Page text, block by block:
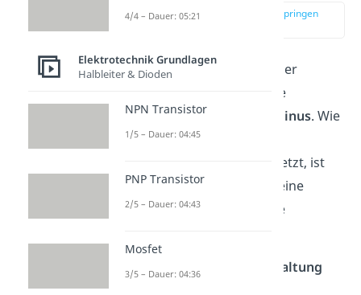
zur Stelle im Video springen
In der Elektrotechnik hat der
Stromfluss immer dieselbe
Richtung: von
Plus nach Minus. Wie
sich die Stromstärke eines
Stromkreises zusammensetzt, ist
aber davon abhängig, ob eine
Reihenschaltung oder eine
Unter einer
Reihenschaltung
4/4 – Dauer: 05:21
Elektrotechnik Grundlagen
Halbleiter & Dioden
NPN Transistor
1/5 – Dauer: 04:45
PNP Transistor
2/5 – Dauer: 04:43
Mosfet
3/5 – Dauer: 04:36